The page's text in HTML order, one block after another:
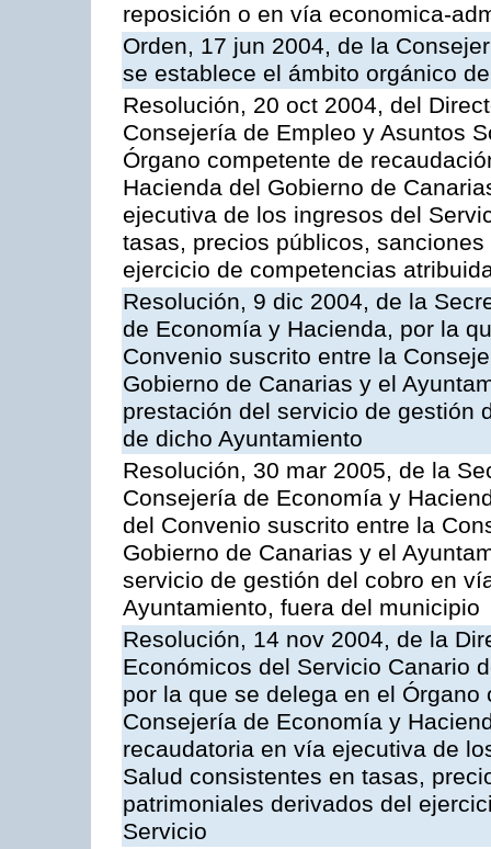
reposición o en vía economica-
Orden, 17 jun 2004, de la
se establece el ámbito orgánico
Resolución, 20 oct 2004, del
Consejería de Empleo y Asuntos
Órgano competente de
Hacienda del Gobierno de
ejecutiva de los ingresos del
tasas, precios públicos,
ejercicio de competencias
Resolución, 9 dic 2004, de la
de Economía y Hacienda, por la
Convenio suscrito entre la
Gobierno de Canarias y el
prestación del servicio de gestión
de dicho Ayuntamiento
Resolución, 30 mar 2005, de la
Consejería de Economía y
del Convenio suscrito entre la
Gobierno de Canarias y el
servicio de gestión del cobro en
Ayuntamiento, fuera del municipio
Resolución, 14 nov 2004, de la
Económicos del Servicio Canario
por la que se delega en el
Consejería de Economía y
recaudatoria en vía ejecutiva de
Salud consistentes en tasas,
patrimoniales derivados del
Servicio